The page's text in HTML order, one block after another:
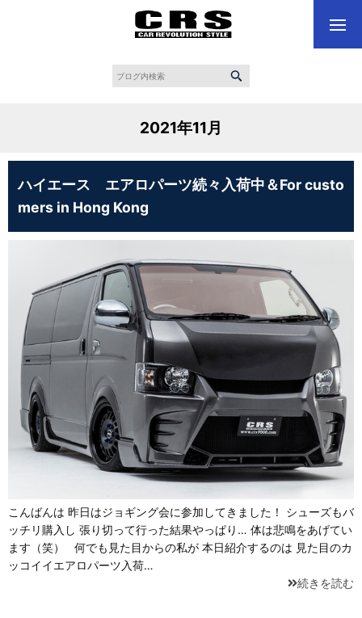
2021年11月
ハイエース エアロパーツ続々入荷中＆For custo
mers in Hong Kong
こんばんは 昨日はジョギング会に参加してきました！ シューズもバ
ッチリ購入し 張り切って行った結果やっぱり… 体は悲鳴をあげてい
ます（笑） 何でも見た目からの私が 本日紹介するのは 見た目のカ
ッコイイエアロパーツ入荷…
続きを読む